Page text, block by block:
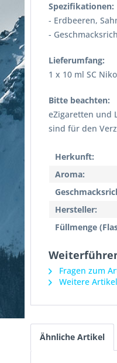
Spezifikationen:
- Erdbeeren,
-
Lieferumfang:
1 x 10 ml SC
Bitte beachten:
eZigaretten und
sind für den
Herkunft:
Aroma:
Hersteller:
Füllmenge
Fragen zum
Weitere
Ähnliche Artikel